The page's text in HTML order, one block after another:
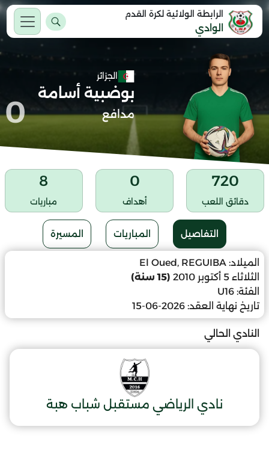
الرابطة الولائية لكرة القدم
الوادي
الجزائر
بوضبية أسامة
مدافع 0
720
دقائق اللعب
0
أهداف
8
مباريات
التفاصيل المباريات المسيرة
الميلاد: El Oued, REGUIBA
الثلاثاء 5 أكتوبر 2010
(15 سنة)
الفئة: U16
تاريخ نهاية العقد: 2026-06-15
النادي الحالي
نادي الرياضي مستقبل شباب هبة